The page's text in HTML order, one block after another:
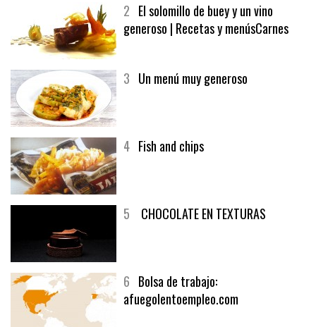
2El solomillo de buey y un vino
6Bolsa de trabajo: